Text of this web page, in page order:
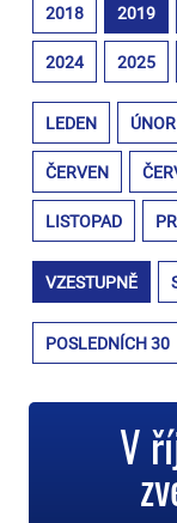
2018 2019
2024 2025
LEDEN ÚNOR
ČERVEN
LISTOPAD
VZESTUPNĚ
POSLEDNÍCH 30
V